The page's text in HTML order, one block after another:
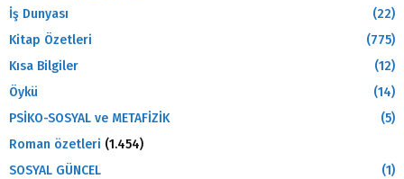
İş Dunyası
(22)
Kitap Özetleri
(775)
Kısa Bilgiler
(12)
Öykü
(14)
PSİKO-SOSYAL ve METAFİZİK
(5)
Roman özetleri (1.454)
SOSYAL GÜNCEL
(1)